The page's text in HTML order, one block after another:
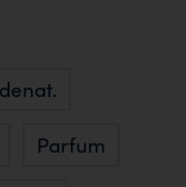
Parfum